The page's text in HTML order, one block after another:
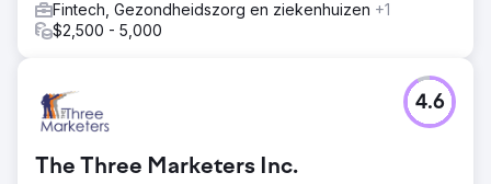
Fintech, Gezondheidszorg en ziekenhuizen +1
$2,500 - 5,000
The Three Marketers Inc.
4.6